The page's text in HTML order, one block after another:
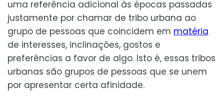
uma referência adicional às épocas passadas
justamente por chamar de tribo urbana ao
grupo de pessoas que coincidem em matéria
de interesses, inclinações, gostos e
preferências a favor de algo. Isto é, essas tribos
urbanas são grupos de pessoas que se unem
por apresentar certa afinidade.